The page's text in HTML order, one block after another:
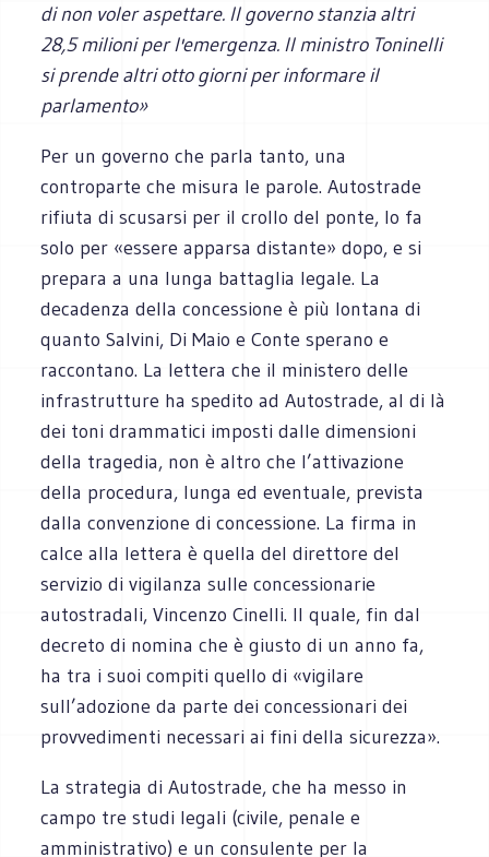
di non voler aspettare. Il governo stanzia altri
28,5 milioni per l'emergenza. Il ministro Toninelli
si prende altri otto giorni per informare il
parlamento»
Per un governo che parla tanto, una
controparte che misura le parole. Autostrade
rifiuta di scusarsi per il crollo del ponte, lo fa
solo per «essere apparsa distante» dopo, e si
prepara a una lunga battaglia legale. La
decadenza della concessione è più lontana di
quanto Salvini, Di Maio e Conte sperano e
raccontano. La lettera che il ministero delle
infrastrutture ha spedito ad Autostrade, al di là
dei toni drammatici imposti dalle dimensioni
della tragedia, non è altro che l’attivazione
della procedura, lunga ed eventuale, prevista
dalla convenzione di concessione. La firma in
calce alla lettera è quella del direttore del
servizio di vigilanza sulle concessionarie
autostradali, Vincenzo Cinelli. Il quale, fin dal
decreto di nomina che è giusto di un anno fa,
ha tra i suoi compiti quello di «vigilare
sull’adozione da parte dei concessionari dei
provvedimenti necessari ai fini della sicurezza».
La strategia di Autostrade, che ha messo in
campo tre studi legali (civile, penale e
amministrativo) e un consulente per la